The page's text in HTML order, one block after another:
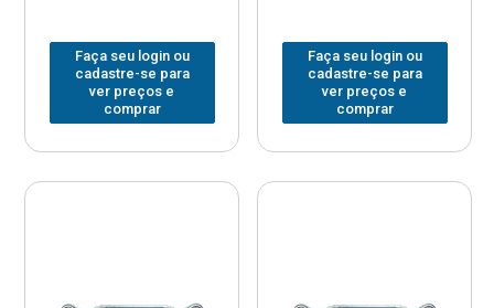
Faça seu login ou
cadastre-se para
ver preços e
comprar
Faça seu login ou
cadastre-se para
ver preços e
comprar